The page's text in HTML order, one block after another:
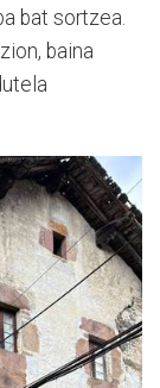
bat sortzea.
baina